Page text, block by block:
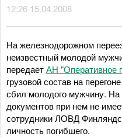
12:26 15.04.2008
На железнодорожном
неизвестный молодой
передаетАН "Оперативное
грузовой состав на
сбил молодого мужчину.
документов при нем не
сотрудники ЛОВД
личность погибшего.